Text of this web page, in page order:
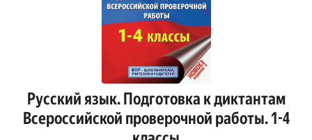
Русский язык. Подготовка к диктантам
Всероссийской проверочной работы. 1-4